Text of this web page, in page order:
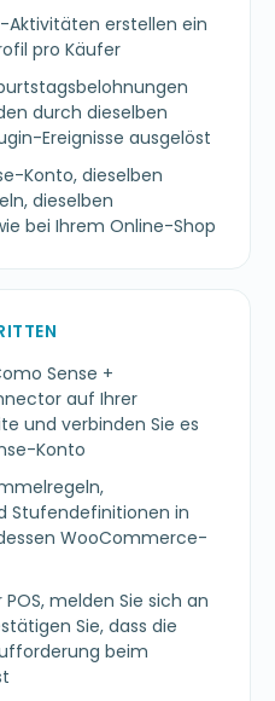
erstellen ein
pro Käufer
durch dieselben
Ereignisse ausgelöst
Konto, dieselben
dieselben
bei Ihrem Online-Shop
Sense +
auf Ihrer
und verbinden Sie es
Konto
Stufendefinitionen in
WooCommerce-
melden Sie sich an
Sie, dass die
beim